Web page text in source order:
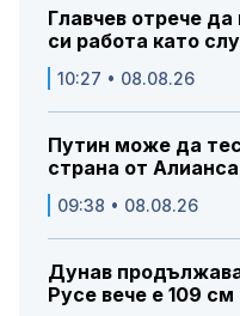
Главчев отрече
си работа като
10:27 • 08.08.26
Путин може да
страна от
09:38 • 08.08.26
Дунав
Русе вече е 109